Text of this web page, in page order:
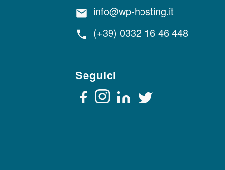
info@wp-hosting.it
(+39) 0332 16 46 448
Seguici